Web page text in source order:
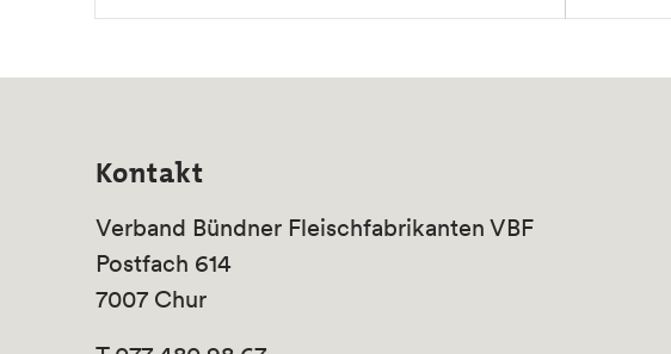
Kontakt
Verband Bündner Fleischfabrikanten VBF
Postfach 614
7007 Chur